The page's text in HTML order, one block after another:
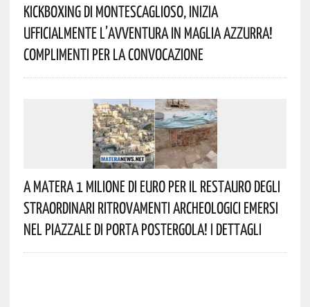
Kickboxing Di Montescaglioso, Inizia
Ufficialmente L’avventura In Maglia Azzurra!
Complimenti Per La Convocazione
A Matera 1 Milione Di Euro Per Il Restauro Degli
Straordinari Ritrovamenti Archeologici Emersi
Nel Piazzale Di Porta Postergola! I Dettagli